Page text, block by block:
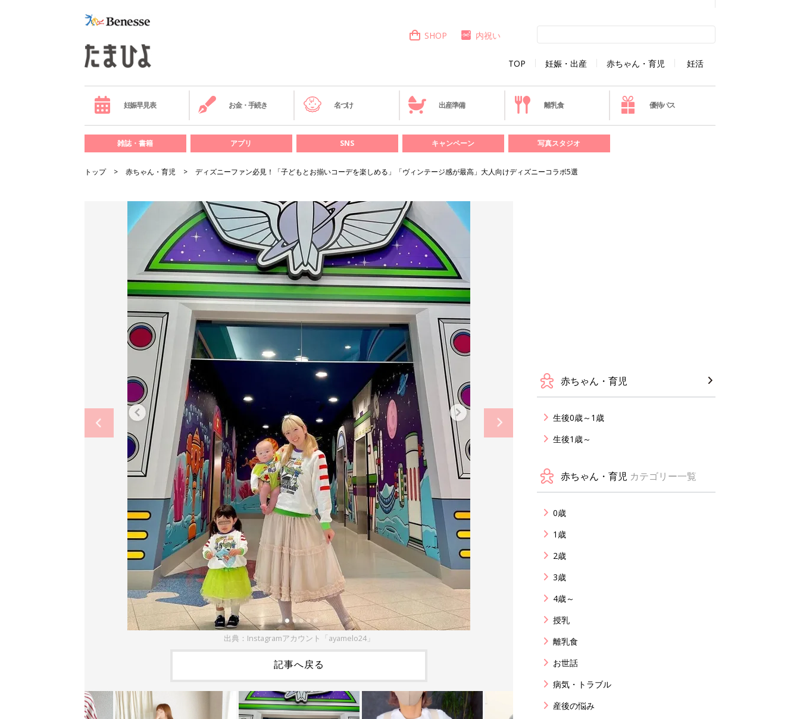
TOP 妊娠・出産 赤ちゃん・育児 妊活
SHOP 内祝い
妊娠早見表 お金・手続き 名づけ 出産準備 離乳食 優待パス
雑誌・書籍 アプリ SNS キャンペーン 写真スタジオ
トップ 赤ちゃん・育児 ディズニーファン必見！「子どもとお揃いコーデを楽しめる」「ヴィンテージ感が最高」大人向けディズニーコラボ5選
出典：Instagramアカウント「ayamelo24」
記事へ戻る
赤ちゃん・育児
生後0歳～1歳
生後1歳～
赤ちゃん・育児 カテゴリー一覧
0歳
1歳
2歳
3歳
4歳～
授乳
離乳食
お世話
病気・トラブル
産後の悩み